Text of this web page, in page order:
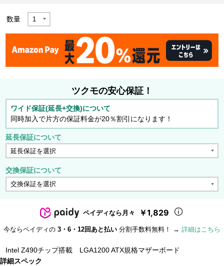
数量
ツクモの安心保証！
ワイド保証(延長+交換)について
同時加入で片方の保証料金が20％割引になります！
延長保証について
交換保証について
ペイディなら月々 ￥1,829
今ならペイディの 3・6・12回あと払い 分割手数料無料！ → 詳細はこちら
Intel Z490チップ搭載 LGA1200 ATX規格マザーボード
詳細スペック